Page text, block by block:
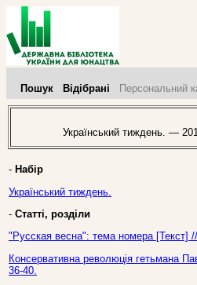
Пошук Відібрані Персональний
Український тиждень. —
- Набір
Український тиждень.
- Статті, розділи
"Русская весна": тема номера
Консервативна революція гетьмана
36-40.